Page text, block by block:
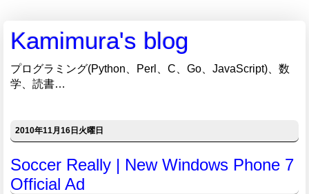
Kamimura's blog
プログラミング(Python、Perl、C、Go、JavaScript)、数
学、読書…
2010年11月16日火曜日
Soccer Really | New Windows Phone 7
Official Ad